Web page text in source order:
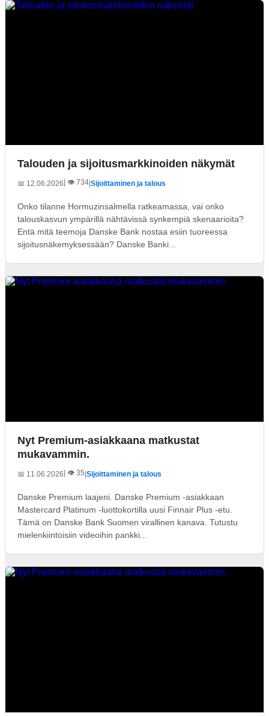
Talouden ja sijoitusmarkkinoiden näkymät
📅 12.06.2026 | 👁️ 734|Sijoittaminen ja talous
Onko tilanne Hormuzinsalmella ratkeamassa, vai onko
talouskasvun ympärillä nähtävissä synkempiä skenaarioita?
Entä mitä teemoja Danske Bank nostaa esiin tuoreessa
sijoitusnäkemyksessään? Danske Banki...
Nyt Premium-asiakkaana matkustat
mukavammin.
📅 11.06.2026 | 👁️ 35|Sijoittaminen ja talous
Danske Premium laajeni. Danske Premium -asiakkaan
Mastercard Platinum -luottokortilla uusi Finnair Plus -etu.
Tämä on Danske Bank Suomen virallinen kanava. Tutustu
mielenkiintoisiin videoihin pankki...